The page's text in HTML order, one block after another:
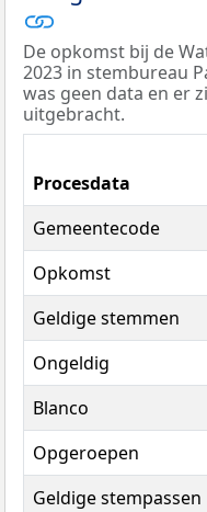
De opkomst bij de
2023 in stembureau
was geen data en er
uitgebracht.
Procesdata
Gemeentecode
Opkomst
Geldige stemmen
Ongeldig
Blanco
Opgeroepen
Geldige stempassen